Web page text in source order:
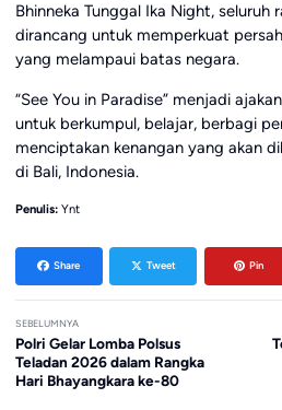
Bhinneka Tunggal Ika Night, seluruh
dirancang untuk memperkuat
yang melampaui batas negara.
“See You in Paradise” menjadi
untuk berkumpul, belajar, berbagi
menciptakan kenangan yang akan
di Bali, Indonesia.
Penulis: Ynt
Share Tweet Pin
SEBELUMNYA
Polri Gelar Lomba Polsus
Teladan 2026 dalam Rangka
Hari Bhayangkara ke-80